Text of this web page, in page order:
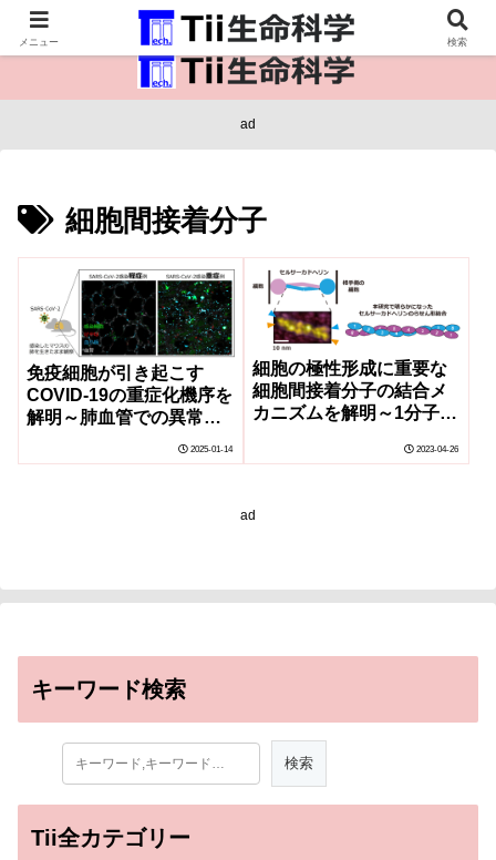
医療保健・生命・生物の情報インフラ。
ad
細胞間接着分子
免疫細胞が引き起こす
COVID-19の重症化機序を
解明～肺血管での異常な
2025-01-14
細胞の極性形成に重要な
細胞間接着分子の結合メ
カニズムを解明～1分子蛍
顕微鏡で明らかになった2
2023-04-26
ad
キーワード検索
Tii全カテゴリー
メニュー 検索